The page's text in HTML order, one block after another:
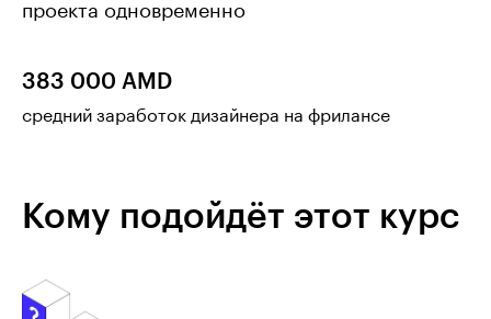
проекта одновременно
383 000 AMD
средний заработок дизайнера на фрилансе
Кому подойдёт этот курс